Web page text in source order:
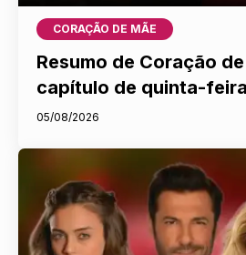
CORAÇÃO DE MÃE
Resumo de Coração
capítulo de quinta-feira
05/08/2026